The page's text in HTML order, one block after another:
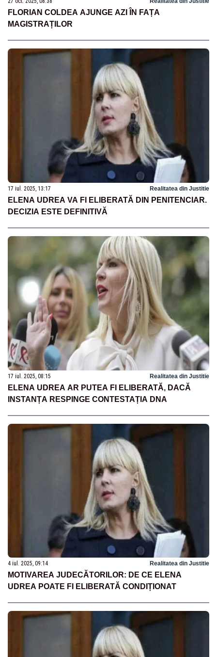
FLORIAN COLDEA AJUNGE AZI ÎN FAȚA
MAGISTRAȚILOR
17 iul. 2025, 13:17 Realitatea din Justitie
ELENA UDREA VA FI ELIBERATĂ DIN PENITENCIAR.
DECIZIA ESTE DEFINITIVĂ
17 iul. 2025, 08:15 Realitatea din Justitie
ELENA UDREA AR PUTEA FI ELIBERATĂ, DACĂ
INSTANȚA RESPINGE CONTESTAȚIA DNA
4 iul. 2025, 09:14 Realitatea din Justitie
MOTIVAREA JUDECĂTORILOR: DE CE ELENA
UDREA POATE FI ELIBERATĂ CONDIȚIONAT